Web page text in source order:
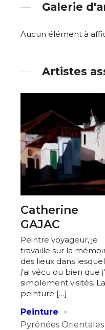
Galerie
Aucun élément à
Artistes
Catherine
GAJAC
Peintre voyageur, je
travaille sur la
des lieux dans
j'ai vécu ou bien que
simplement visités. La
peinture […]
Peinture
·
Pyrénées Orientales